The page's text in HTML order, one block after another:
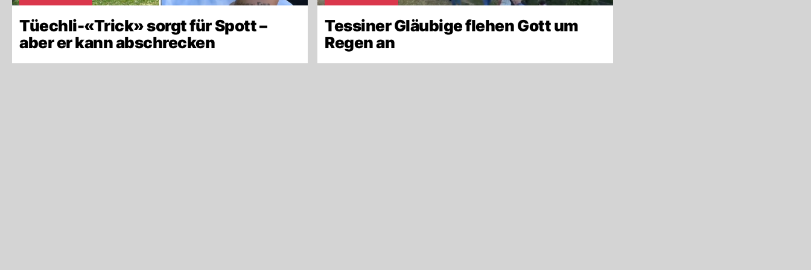
Tüechli-«Trick» sorgt für Spott –
aber er kann abschrecken
Tessiner Gläubige flehen Gott um
Regen an